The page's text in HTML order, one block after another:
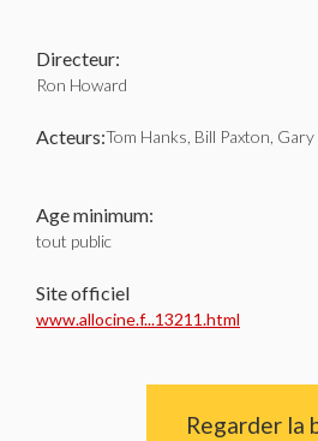
Directeur:
Ron Howard
Acteurs:Tom Hanks, Bill Paxton, Gary
Age minimum:
tout public
Site officiel
www.allocine.f...13211.html
Regarder la